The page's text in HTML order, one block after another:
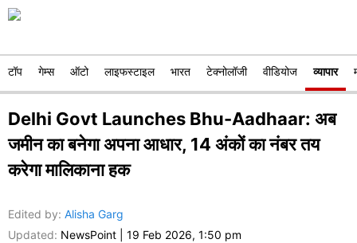
टॉप गेम्स ऑटो लाइफस्टाइल भारत टेक्नोलॉजी वीडियोज व्यापार
Delhi Govt Launches Bhu-Aadhaar: अब
जमीन का बनेगा अपना आधार, 14 अंकों का नंबर तय
करेगा मालिकाना हक
Edited by: Alisha Garg
Updated: NewsPoint 19 Feb 2026, 1:50 pm